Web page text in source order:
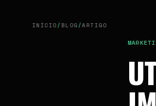
SOBRE
INÍCIO/BLOG/ARTIGO